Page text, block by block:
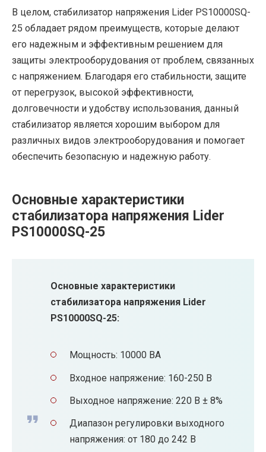
В целом, стабилизатор напряжения Lider PS10000SQ-
25 обладает рядом преимуществ, которые делают
его надежным и эффективным решением для
защиты электрооборудования от проблем, связанных
с напряжением. Благодаря его стабильности, защите
от перегрузок, высокой эффективности,
долговечности и удобству использования, данный
стабилизатор является хорошим выбором для
различных видов электрооборудования и помогает
обеспечить безопасную и надежную работу.
Основные характеристики
стабилизатора напряжения Lider
PS10000SQ-25
Основные характеристики
стабилизатора напряжения Lider
PS10000SQ-25:
Мощность: 10000 ВА
Входное напряжение: 160-250 В
Выходное напряжение: 220 В ± 8%
Диапазон регулировки выходного
напряжения: от 180 до 242 В